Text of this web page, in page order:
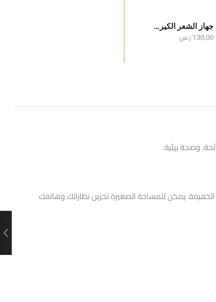
جهاز الشعر الكيرلي
130,00ر.س
وصحة بيئية.
يمكن للمساحة الصغيرة تخزين نظاراتك وهاتفك